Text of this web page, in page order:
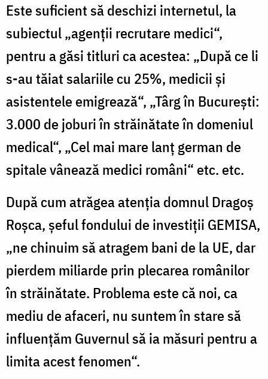
Este suficient să deschizi internetul, la
subiectul „agenţii recrutare medici“,
pentru a găsi titluri ca acestea: „După ce li
s-au tăiat salariile cu 25%, medicii şi
asistentele emigrează“, „Târg în Bucureşti:
3.000 de joburi în străinătate în domeniul
medical“, „Cel mai mare lanţ german de
spitale vânează medici români“ etc. etc.
După cum atrăgea atenţia domnul Dragoş
Roşca, şeful fondului de investiţii GEMISA,
„ne chinuim să atragem bani de la UE, dar
pierdem miliarde prin plecarea românilor
în străinătate. Problema este că noi, ca
mediu de afaceri, nu suntem în stare să
influenţăm Guvernul să ia măsuri pentru a
limita acest fenomen“.